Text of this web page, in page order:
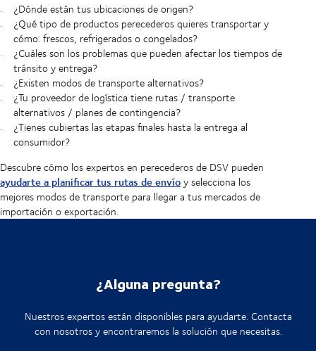
¿Dónde están tus ubicaciones de origen?
¿Qué tipo de productos perecederos quieres transportar y
cómo: frescos, refrigerados o congelados?
¿Cuáles son los problemas que pueden afectar los tiempos de
tránsito y entrega?
¿Existen modos de transporte alternativos?
¿Tu proveedor de logística tiene rutas / transporte
alternativos / planes de contingencia?
¿Tienes cubiertas las etapas finales hasta la entrega al
consumidor?
Descubre cómo los expertos en perecederos de DSV pueden
ayudarte a planificar tus rutas de envíoy selecciona los
mejores modos de transporte para llegar a tus mercados de
importación o exportación.
¿Alguna pregunta?
Nuestros expertos están disponibles para ayudarte. Contacta
con nosotros y encontraremos la solución que necesitas.